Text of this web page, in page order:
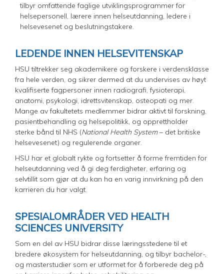
tilbyr omfattende faglige utviklingsprogrammer for
helsepersonell, lærere innen helseutdanning, ledere i
helsevesenet og beslutningstakere.
LEDENDE INNEN HELSEVITENSKAP
HSU tiltrekker seg akademikere og forskere i verdensklasse
fra hele verden, og sikrer dermed at du undervises av høyt
kvalifiserte fagpersoner innen radiografi, fysioterapi,
anatomi, psykologi, idrettsvitenskap, osteopati og mer.
Mange av fakultetets medlemmer bidrar aktivt til forskning,
pasientbehandling og helsepolitikk, og opprettholder
sterke bånd til NHS (National Health System– det britiske
helsevesenet) og regulerende organer.
HSU har et globalt rykte og fortsetter å forme fremtiden for
helseutdanning ved å gi deg ferdigheter, erfaring og
selvtillit som gjør at du kan ha en varig innvirkning på den
karrieren du har valgt.
SPESIALOMRÅDER VED HEALTH
SCIENCES UNIVERSITY
Som en del av HSU bidrar disse læringsstedene til et
bredere økosystem for helseutdanning, og tilbyr bachelor-,
og masterstudier som er utformet for å forberede deg på